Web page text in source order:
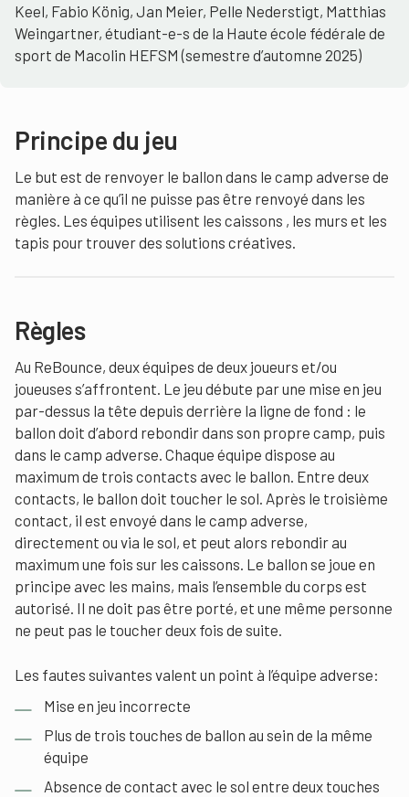
Keel, Fabio König, Jan Meier, Pelle Nederstigt, Matthias
Weingartner, étudiant-e-s de la Haute école fédérale de
sport de Macolin HEFSM (semestre d’automne 2025)
Principe du jeu
Le but est de renvoyer le ballon dans le camp adverse de
manière à ce qu’il ne puisse pas être renvoyé dans les
règles. Les équipes utilisent les caissons , les murs et les
tapis pour trouver des solutions créatives.
Règles
Au ReBounce, deux équipes de deux joueurs et/ou
joueuses s’affrontent. Le jeu débute par une mise en jeu
par-dessus la tête depuis derrière la ligne de fond : le
ballon doit d’abord rebondir dans son propre camp, puis
dans le camp adverse. Chaque équipe dispose au
maximum de trois contacts avec le ballon. Entre deux
contacts, le ballon doit toucher le sol. Après le troisième
contact, il est envoyé dans le camp adverse,
directement ou via le sol, et peut alors rebondir au
maximum une fois sur les caissons. Le ballon se joue en
principe avec les mains, mais l’ensemble du corps est
autorisé. Il ne doit pas être porté, et une même personne
ne peut pas le toucher deux fois de suite.
Les fautes suivantes valent un point à l’équipe adverse:
Mise en jeu incorrecte
Plus de trois touches de ballon au sein de la même
équipe
Absence de contact avec le sol entre deux touches